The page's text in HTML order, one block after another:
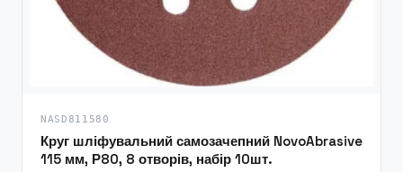
NASD811580
Круг шліфувальний самозачепний NovoAbrasive
115 мм, Р80, 8 отворів, набір 10шт.